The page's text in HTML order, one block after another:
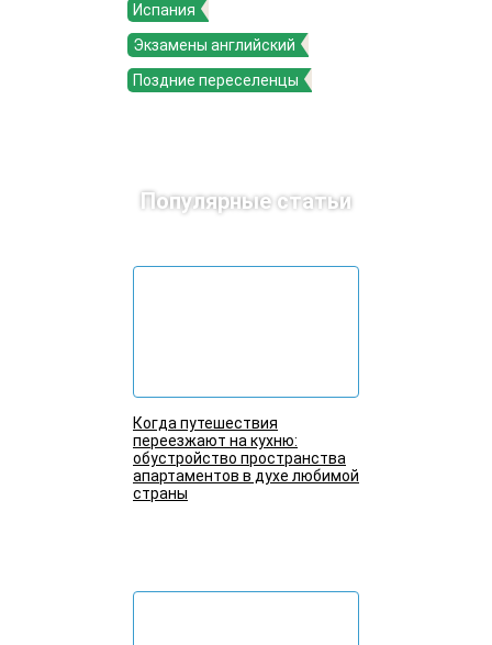
Испания
Экзамены английский
Поздние переселенцы
Популярные статьи
Когда путешествия
переезжают на кухню:
обустройство пространства
апартаментов в духе любимой
страны